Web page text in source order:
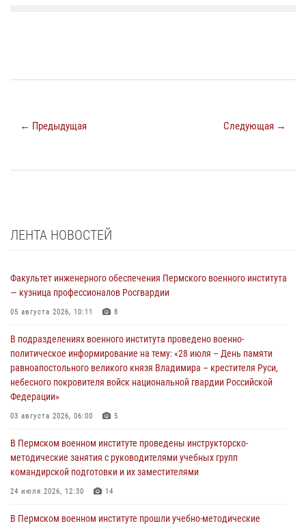
← Предыдущая Следующая →
ЛЕНТА НОВОСТЕЙ
Факультет инженерного обеспечения Пермского военного института
— кузница профессионалов Росгвардии
05 августа 2026, 10:11 8
В подразделениях военного института проведено военно-
политическое информирование на тему: «28 июля – День памяти
равноапостольного великого князя Владимира – крестителя Руси,
небесного покровителя войск национальной гвардии Российской
Федерации»
03 августа 2026, 06:00 5
В Пермском военном институте проведены инструкторско-
методические занятия с руководителями учебных групп
командирской подготовки и их заместителями
24 июля 2026, 12:30 14
В Пермском военном институте прошли учебно-методические